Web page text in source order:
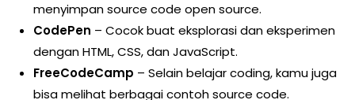
menyimpan source code open source.
CodePen – Cocok buat eksplorasi dan eksperimen
dengan HTML, CSS, dan JavaScript.
FreeCodeCamp – Selain belajar coding, kamu juga
bisa melihat berbagai contoh source code.